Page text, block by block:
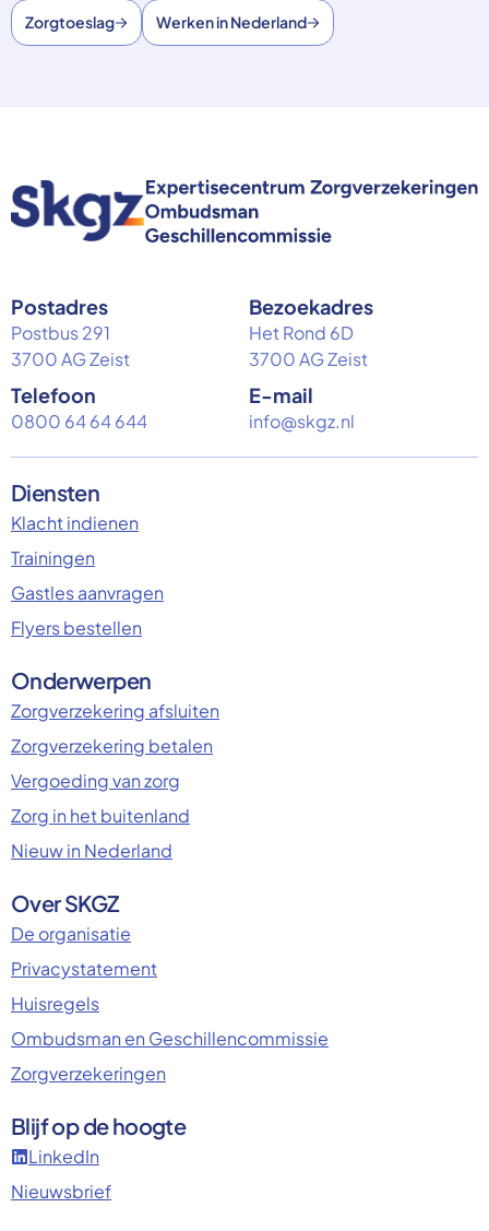
Zorgtoeslag Werken in Nederland
Postadres
Postbus 291
3700 AG Zeist
Bezoekadres
Het Rond 6D
3700 AG Zeist
Telefoon
0800 64 64 644
E-mail
info@skgz.nl
Diensten
Klacht indienen
Trainingen
Gastles aanvragen
Flyers bestellen
Onderwerpen
Zorgverzekering afsluiten
Zorgverzekering betalen
Vergoeding van zorg
Zorg in het buitenland
Nieuw in Nederland
Over SKGZ
De organisatie
Privacystatement
Huisregels
Ombudsman en Geschillencommissie
Zorgverzekeringen
Blijf op de hoogte
LinkedIn
Nieuwsbrief